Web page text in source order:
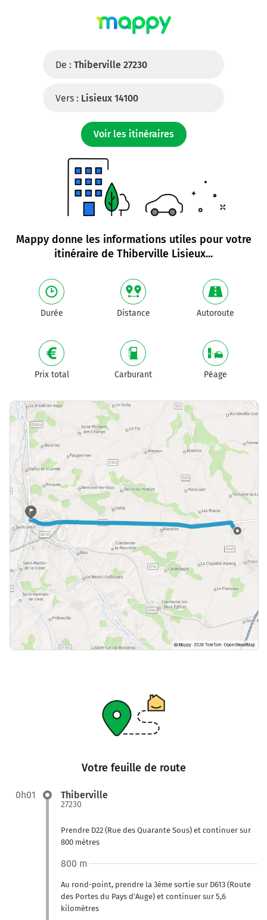
De : Thiberville 27230
Vers : Lisieux 14100
Voir les itinéraires
Mappy donne les informations utiles pour votre
itinéraire de Thiberville Lisieux...
Durée Distance Autoroute
Prix total Carburant Péage
Votre feuille de route
0h01 Thiberville
27230
Prendre D22 (Rue des Quarante Sous) et continuer sur
800 mètres
Au rond-point, prendre la 3ème sortie sur D613 (Route
des Portes du Pays d'Auge) et continuer sur 5,6
kilomètres
800 m